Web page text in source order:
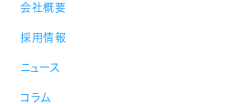
会社概要
採用情報
ニュース
コラム